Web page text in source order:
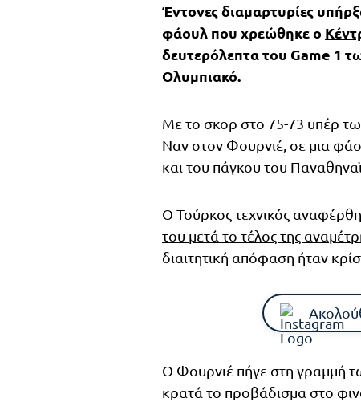
Έντονες διαμαρτυρίες
φάουλ που χρεώθηκε ο
δευτερόλεπτα του Game 1
Ολυμπιακό.
Με το σκορ στο 75-73 υπέρ
Ναν στον Φουρνιέ, σε μια
και του πάγκου του
Ο Τούρκος τεχνικός
του μετά το τέλος της
διαιτητική απόφαση ήταν
Ο Φουρνιέ πήγε στη γραμμή
κρατά το προβάδισμα στο